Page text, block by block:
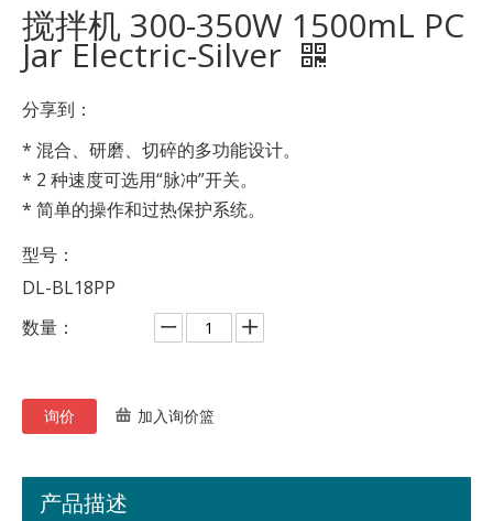
搅拌机 300-350W 1500mL PC
Jar Electric-Silver
分享到：
* 混合、研磨、切碎的多功能设计。
* 2 种速度可选用“脉冲”开关。
* 简单的操作和过热保护系统。
型号：
DL-BL18PP
数量：
询价 加入询价篮
产品描述